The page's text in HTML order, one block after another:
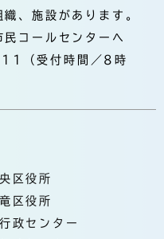
、施設があります。
民コールセンターへ
（受付時間／8時
区役所
区役所
政センター